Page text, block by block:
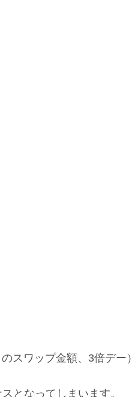
スワップ金額、3倍デー）
となってしまいます。